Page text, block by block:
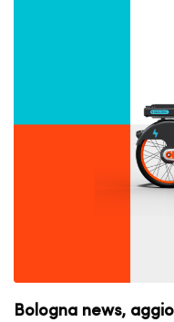
Bologna news,